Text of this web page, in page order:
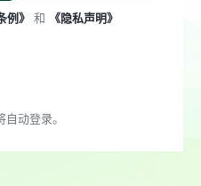
例》 和 《隐私声明》
动登录。